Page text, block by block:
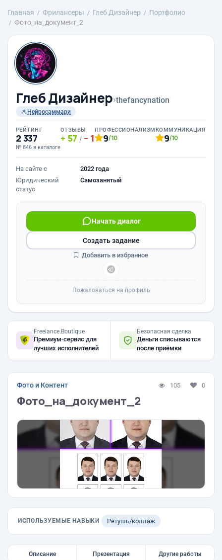
Главная Фрилансеры Глеб Дизайнер
Портфолио
Фото_на_документ_2
Глеб Дизайнер›thefancynation
Нейросаммари
РЕЙТИНГ
2 337
№ 846 в каталоге
ОТЗЫВЫ
57 / 1
ПРОФЕССИОНАЛИЗМ
9/10
КОММУНИКАЦИЯ
9/10
На сайте с
2022 года
Юридический
статус
Самозанятый
Начать диалог
Создать задание
Добавить в избранное
Пожаловаться на профиль
Freelance.Boutique
Премиум-сервис для
лучших исполнителей
Безопасная сделка
Деньги списываются
после приёмки
Фото и Контент 105 0
Фото_на_документ_2
ИСПОЛЬЗУЕМЫЕ НАВЫКИ Ретушь/коллаж
Описание Презентация Другие работы